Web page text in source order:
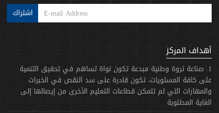
اشتراك
أهداف المركز
1. صناعة ثروة وطنية مبدعة تكون نواة تساهم في تحقيق التنمية
على كافة المستويات، تكون قادرة على سد النقص في الخبرات
والمهارات التي لم تتمكن قطاعات التعليم الأخرى من إيصالها إلى
الغاية المطلوبة